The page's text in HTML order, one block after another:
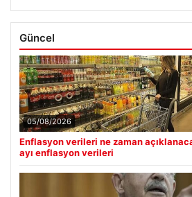
Güncel
05/08/2026
Enflasyon verileri ne zaman
ayı enflasyon verileri